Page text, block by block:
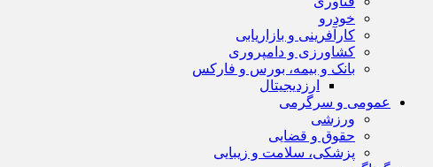
خودرو
کارآفرینی و بازاریابی
کشاورزی و دامپروری
بانک و بیمه، بورس و فارکس
ارزدیجیتال
عمومی و سرگرمی
ورزشی
حقوق و قضایی
پزشکی، سلامت و زیبایی